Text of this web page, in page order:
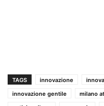
TAGS innovazione
innovazione gentile
milano